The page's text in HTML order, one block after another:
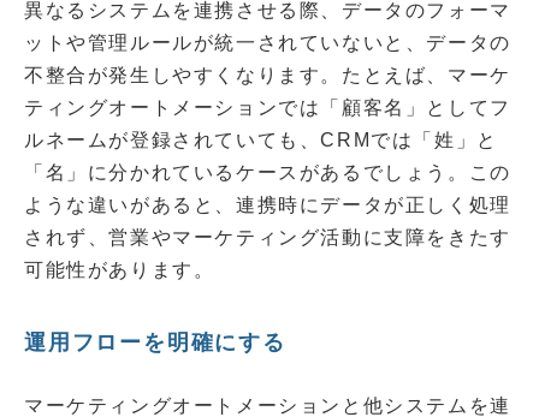
異なるシステムを連携させる際、データのフォーマ
ットや管理ルールが統一されていないと、データの
不整合が発生しやすくなります。たとえば、マーケ
ティングオートメーションでは「顧客名」としてフ
ルネームが登録されていても、CRMでは「姓」と
「名」に分かれているケースがあるでしょう。この
ような違いがあると、連携時にデータが正しく処理
されず、営業やマーケティング活動に支障をきたす
可能性があります。
運用フローを明確にする
マーケティングオートメーションと他システムを連